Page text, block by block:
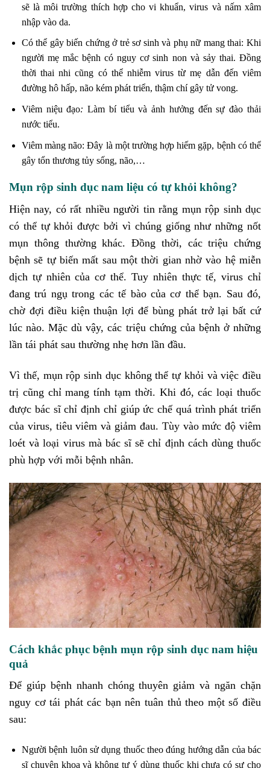
sẽ là môi trường thích hợp cho vi khuẩn, virus và nấm xâm
nhập vào da.
Có thể gây biến chứng ở trẻ sơ sinh và phụ nữ mang thai: Khi
người mẹ mắc bệnh có nguy cơ sinh non và sảy thai. Đồng
thời thai nhi cũng có thể nhiễm virus từ mẹ dẫn đến viêm
đường hô hấp, não kém phát triển, thậm chí gây tử vong.
Viêm niệu đạo: Làm bí tiểu và ảnh hưởng đến sự đào thải
nước tiểu.
Viêm màng não: Đây là một trường hợp hiếm gặp, bệnh có thể
gây tổn thương tủy sống, não,…
Mụn rộp sinh dục nam liệu có tự khỏi không?
Hiện nay, có rất nhiều người tin rằng mụn rộp sinh dục
có thể tự khỏi được bởi vì chúng giống như những nốt
mụn thông thường khác. Đồng thời, các triệu chứng
bệnh sẽ tự biến mất sau một thời gian nhờ vào hệ miễn
dịch tự nhiên của cơ thể. Tuy nhiên thực tế, virus chỉ
đang trú ngụ trong các tế bào của cơ thể bạn. Sau đó,
chờ đợi điều kiện thuận lợi để bùng phát trở lại bất cứ
lúc nào. Mặc dù vậy, các triệu chứng của bệnh ở những
lần tái phát sau thường nhẹ hơn lần đầu.
Vì thế, mụn rộp sinh dục không thể tự khỏi và việc điều
trị cũng chỉ mang tính tạm thời. Khi đó, các loại thuốc
được bác sĩ chỉ định chỉ giúp ức chế quá trình phát triển
của virus, tiêu viêm và giảm đau. Tùy vào mức độ viêm
loét và loại virus mà bác sĩ sẽ chỉ định cách dùng thuốc
phù hợp với mỗi bệnh nhân.
Cách khắc phục bệnh mụn rộp sinh dục nam hiệu
quả
Để giúp bệnh nhanh chóng thuyên giảm và ngăn chặn
nguy cơ tái phát các bạn nên tuân thủ theo một số điều
sau:
Người bệnh luôn sử dụng thuốc theo đúng hướng dẫn của bác
sĩ chuyên khoa và không tự ý dùng thuốc khi chưa có sự cho